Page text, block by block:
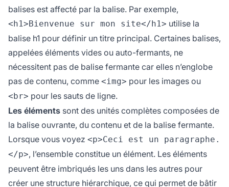
balises est affecté par la balise. Par exemple,
<h1>Bienvenue sur mon site</h1> utilise la
balise h1 pour définir un titre principal. Certaines balises,
appelées éléments vides ou auto-fermants, ne
nécessitent pas de balise fermante car elles n’englobe
pas de contenu, comme <img> pour les images ou
<br> pour les sauts de ligne.
Les éléments sont des unités complètes composées de
la balise ouvrante, du contenu et de la balise fermante.
Lorsque vous voyez <p>Ceci est un paragraphe.
</p>, l’ensemble constitue un élément. Les éléments
peuvent être imbriqués les uns dans les autres pour
créer une structure hiérarchique, ce qui permet de bâtir